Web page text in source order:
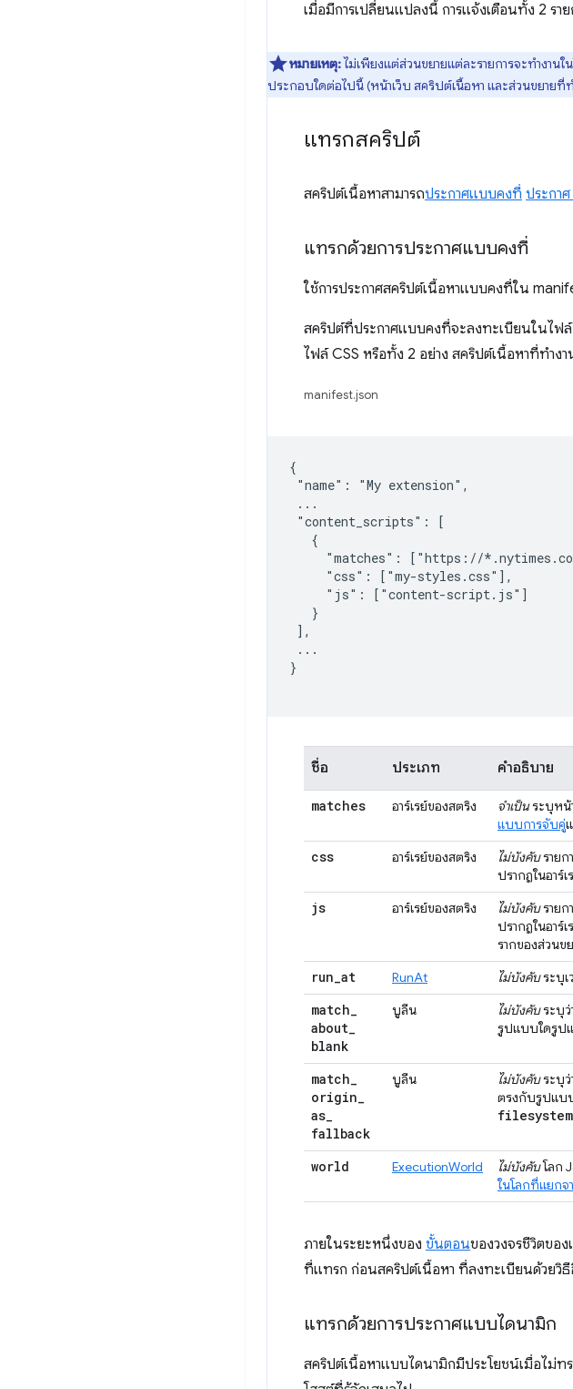
เมื่อมีการเปลี่ยนแปลงนี้ การแจ้งเตือนทั้ง 2 รา
หมายเหตุ:ไม่เพียงแต่ส่วนขยายแต่ละรายการจะทำงาน
ประกอบใดต่อไปนี้ (หน้าเว็บ สคริปต์เนื้อหา และส่วนขยาย
แทรกสคริปต์
สคริปต์เนื้อหาสามารถประกาศแบบคงที่ ประกา
แทรกด้วยการประกาศแบบคงที่
ใช้การประกาศสคริปต์เนื้อหาแบบคงที่ใน
สคริปต์ที่ประกาศแบบคงที่จะลงทะเบียนในไฟ
ไฟล์ CSS หรือทั้ง 2 อย่าง สคริปต์เนื้อหาที่ทำง
manifest.json
{
"name": "My extension",
...
"content_scripts": [
   {
"matches": ["https://
     "css": ["my-styles.css"],
     "js": ["content-script.js"]
   }
],
...
}
ชื่อ ประเภท คำอธิบาย
matches อาร์เรย์ของสตริง จำเป็นระบุหน้
แบบการจับคู่
css อาร์เรย์ของสตริง ไม่บังคับรายก
ปรากฏในอาร์
js อาร์เรย์ของสตริง ไม่บังคับรายก
ปรากฏในอาร์
รากของส่วน
run_at RunAt ไม่บังคับระบุเ
match_
about_
blank
บูลีน ไม่บังคับระบุว่
รูปแบบใดรูป
match_
origin_
as_
fallback
บูลีน ไม่บังคับระบุว่
ตรงกับรูปแบ
world ExecutionWorld ไม่บังคับโลก
ในโลกที่แยกจ
ภายในระยะหนึ่งของ ขั้นตอนของวงจรชีวิตขอ
ที่แทรก ก่อนสคริปต์เนื้อหา ที่ลงทะเบียนด้วยวิ
แทรกด้วยการประกาศแบบไดนามิก
สคริปต์เนื้อหาแบบไดนามิกมีประโยชน์เมื่อไม่ท